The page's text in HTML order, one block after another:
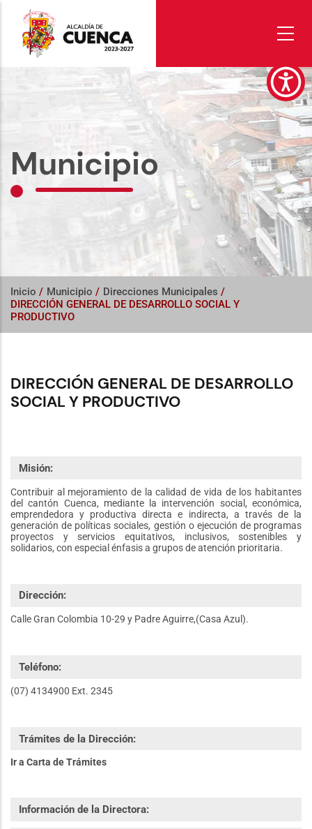
contenido
principal
Municipio
Inicio / Municipio / Direcciones Municipales /
DIRECCIÓN GENERAL DE DESARROLLO SOCIAL Y
PRODUCTIVO
DIRECCIÓN GENERAL DE DESARROLLO
SOCIAL Y PRODUCTIVO
Misión:
Contribuir al mejoramiento de la calidad de vida de los habitantes
del cantón Cuenca, mediante la intervención social, económica,
emprendedora y productiva directa e indirecta, a través de la
generación de políticas sociales, gestión o ejecución de programas
proyectos y servicios equitativos, inclusivos, sostenibles y
solidarios, con especial énfasis a grupos de atención prioritaria.
Dirección:
Calle Gran Colombia 10-29 y Padre Aguirre,(Casa Azul).
Teléfono:
(07) 4134900 Ext. 2345
Trámites de la Dirección:
Ir a Carta de Trámites
Información de la Directora: